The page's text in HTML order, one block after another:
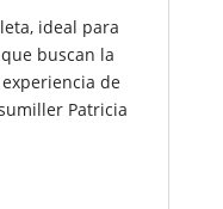
ideal para
buscan la
de
Patricia